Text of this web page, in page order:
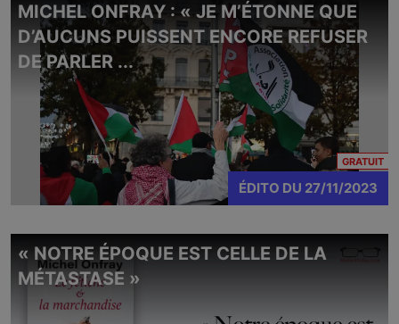
MICHEL ONFRAY : « JE M’ÉTONNE QUE
D’AUCUNS PUISSENT ENCORE REFUSER
DE PARLER ...
GRATUIT
ÉDITO DU 27/11/2023
« NOTRE ÉPOQUE EST CELLE DE LA
MÉTASTASE »